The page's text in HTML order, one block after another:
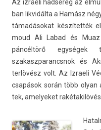
Az iz­raeli had­sereg az
ban li­kvidál­ta a Hamász
támadásokat készítették
moud Ali Labad és
páncéltörő
szakaszparancsnok és
terlövész volt. Az Iz­raeli
csapások során több
tek, amelyeket